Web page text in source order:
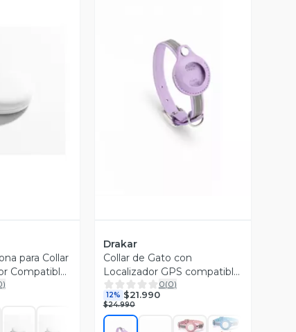
Previa
para Collar
Compatible
)
Vista Previa
Drakar
Collar de Gato con
Localizador GPS compatible
con Android Seguridad para
tu Mascota
0(0)
12% $21.990
$24.990